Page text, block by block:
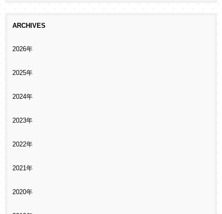
ARCHIVES
2026年
2025年
2024年
2023年
2022年
2021年
2020年